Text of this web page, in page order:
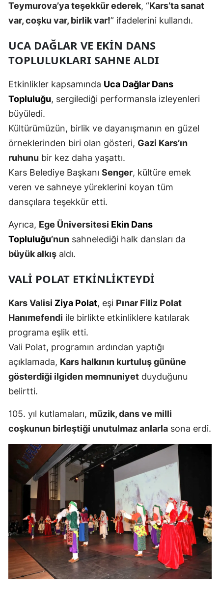
Mardin
Muş
Niğde
Rize
Sakarya
Samsun
Siirt
Uşak
Van
Zonguldak
Aksaray
Bayburt
Karaman
Kırıkkale
Batman
Şırnak
Bartın
Ardahan
Teymurova’ya teşekkür ederek, “Kars’ta sanat
var, coşku var, birlik var!” ifadelerini kullandı.
UCA DAĞLAR VE EKIN DANS
TOPLULUKLARI SAHNE ALDI
Etkinlikler kapsamında Uca Dağlar Dans
Topluluğu, sergilediği performansla izleyenleri
büyüledi.
Kültürümüzün, birlik ve dayanışmanın en güzel
örneklerinden biri olan gösteri, Gazi Kars’ın
ruhunu bir kez daha yaşattı.
Kars Belediye Başkanı Senger, kültüre emek
veren ve sahneye yüreklerini koyan tüm
dansçılara teşekkür etti.
Ayrıca, Ege Üniversitesi Ekin Dans
Topluluğu’nun sahnelediği halk dansları da
büyük alkış aldı.
VALI POLAT ETKINLIKTEYDI
Kars Valisi Ziya Polat, eşi Pınar Filiz Polat
Hanımefendi ile birlikte etkinliklere katılarak
programa eşlik etti.
Vali Polat, programın ardından yaptığı
açıklamada, Kars halkının kurtuluş gününe
gösterdiği ilgiden memnuniyet duyduğunu
belirtti.
105. yıl kutlamaları, müzik, dans ve milli
coşkunun birleştiği unutulmaz anlarla sona erdi.